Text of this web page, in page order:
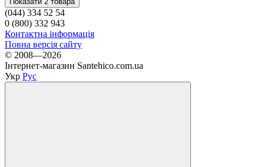
(044) 334 52 54
0 (800) 332 943
Контактна інформація
Повна версія сайту
© 2008—2026
Інтернет-магазин Santehico.com.ua
Укр Рус